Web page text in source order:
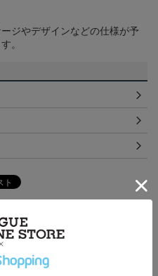
ジやデザインなどの仕様が予
。
グッズをチェックしたい方